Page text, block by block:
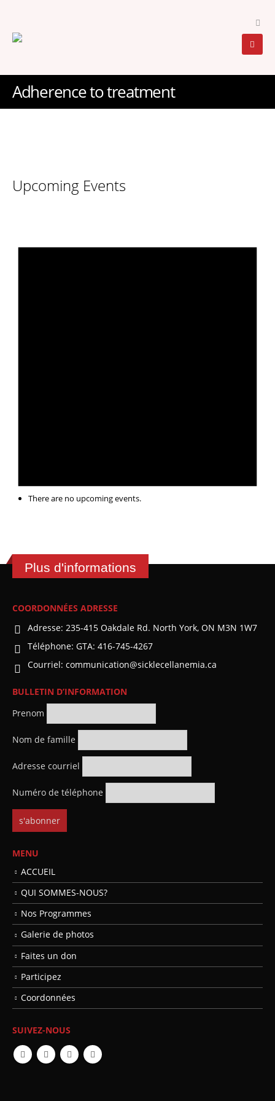
Adherence to treatment
Upcoming Events
There are no upcoming events.
Plus d'informations
COORDONNÉES ADRESSE
Adresse: 235-415 Oakdale Rd. North York, ON M3N 1W7
Téléphone: GTA: 416-745-4267
Courriel: communication@sicklecellanemia.ca
BULLETIN D’INFORMATION
Prenom
Nom de famille
Adresse courriel
Numéro de téléphone
MENU
ACCUEIL
QUI SOMMES-NOUS?
Nos Programmes
Galerie de photos
Faites un don
Participez
Coordonnées
SUIVEZ-NOUS